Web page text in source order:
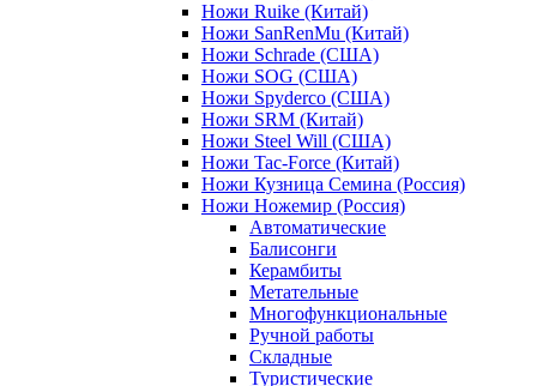
Ножи Ruike (Китай)
Ножи SanRenMu (Китай)
Ножи Schrade (США)
Ножи SOG (США)
Ножи Spyderco (США)
Ножи SRM (Китай)
Ножи Steel Will (США)
Ножи Tac-Force (Китай)
Ножи Кузница Семина (Россия)
Ножи Ножемир (Россия)
Автоматические
Балисонги
Керамбиты
Метательные
Многофункциональные
Ручной работы
Складные
Туристические